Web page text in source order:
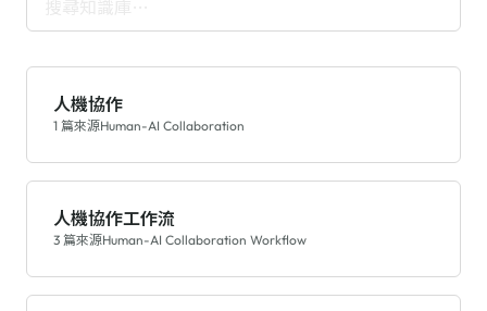
人機協作
1 篇來源Human-AI Collaboration
人機協作工作流
3 篇來源Human-AI Collaboration Workflow